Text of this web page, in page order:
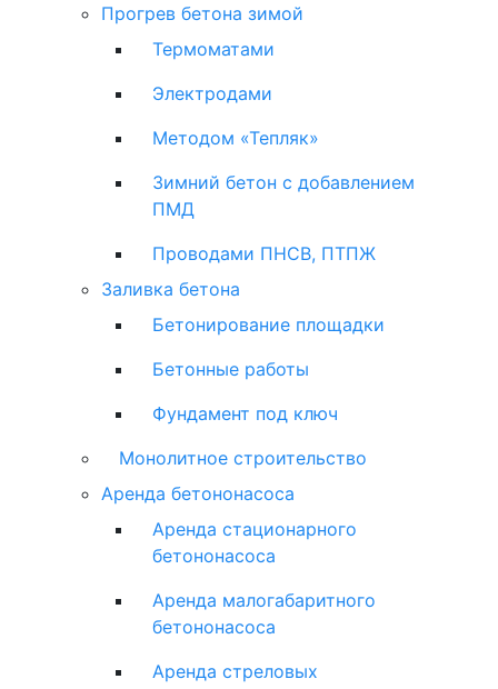
Прогрев бетона зимой
Термоматами
Электродами
Методом «Тепляк»
Зимний бетон с добавлением
ПМД
Проводами ПНСВ, ПТПЖ
Заливка бетона
Бетонирование площадки
Бетонные работы
Фундамент под ключ
Монолитное строительство
Аренда бетононасоса
Аренда стационарного
бетононасоса
Аренда малогабаритного
бетононасоса
Аренда стреловых